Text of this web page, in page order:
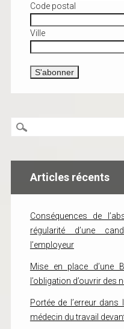
Code postal
Ville
Articles récents
Conséquences de
régularité d’une
l’employeur
Mise en place d’une
l’obligation d’ouvrir
Portée de l’erreur dans
médecin du travail